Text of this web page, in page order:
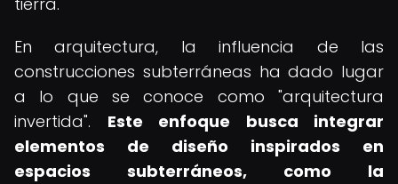
En arquitectura, la influencia de las
construcciones subterráneas ha dado lugar
a lo que se conoce como "arquitectura
invertida". Este enfoque busca integrar
elementos de diseño inspirados en
espacios subterráneos, como la